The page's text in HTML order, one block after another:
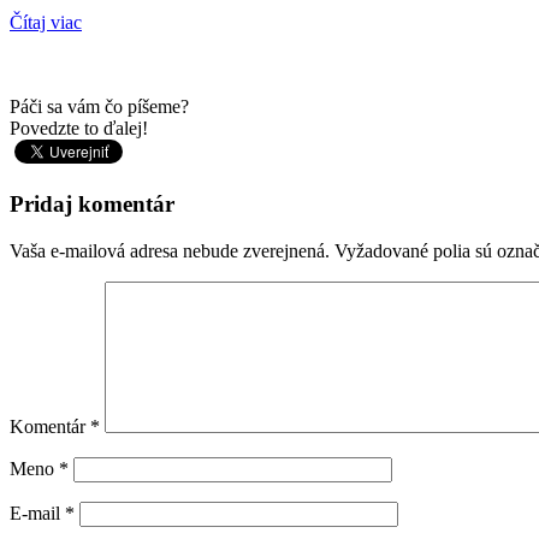
Čítaj viac
Páči sa vám čo píšeme?
Povedzte to ďalej!
Pridaj komentár
Vaša e-mailová adresa nebude zverejnená. Vyžadované polia sú
Komentár *
Meno *
E-mail *